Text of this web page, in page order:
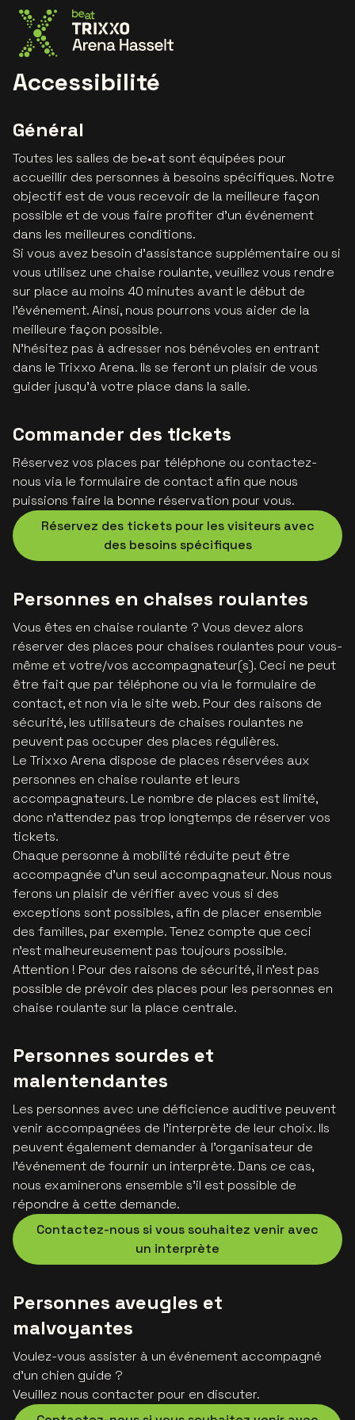
Accessibilité
Général
Toutes les salles de be•at sont équipées pour
accueillir des personnes à besoins spécifiques. Notre
objectif est de vous recevoir de la meilleure façon
possible et de vous faire profiter d'un événement
dans les meilleures conditions.
Si vous avez besoin d'assistance supplémentaire ou si
vous utilisez une chaise roulante, veuillez vous rendre
sur place au moins 40 minutes avant le début de
l'événement. Ainsi, nous pourrons vous aider de la
meilleure façon possible.
N'hésitez pas à adresser nos bénévoles en entrant
dans le Trixxo Arena. Ils se feront un plaisir de vous
guider jusqu’à votre place dans la salle.
Commander des tickets
Réservez vos places par téléphone ou contactez-
nous via le formulaire de contact afin que nous
puissions faire la bonne réservation pour vous.
Réservez des tickets pour les visiteurs avec
des besoins spécifiques
Personnes en chaises roulantes
Vous êtes en chaise roulante ? Vous devez alors
réserver des places pour chaises roulantes pour vous-
même et votre/vos accompagnateur(s). Ceci ne peut
être fait que par téléphone ou via le formulaire de
contact, et non via le site web. Pour des raisons de
sécurité, les utilisateurs de chaises roulantes ne
peuvent pas occuper des places régulières.
Le Trixxo Arena dispose de places réservées aux
personnes en chaise roulante et leurs
accompagnateurs. Le nombre de places est limité,
donc n'attendez pas trop longtemps de réserver vos
tickets.
Chaque personne à mobilité réduite peut être
accompagnée d'un seul accompagnateur. Nous nous
ferons un plaisir de vérifier avec vous si des
exceptions sont possibles, afin de placer ensemble
des familles, par exemple. Tenez compte que ceci
n'est malheureusement pas toujours possible.
Attention ! Pour des raisons de sécurité, il n’est pas
possible de prévoir des places pour les personnes en
chaise roulante sur la place centrale.
Personnes sourdes et
malentendantes
Les personnes avec une déficience auditive peuvent
venir accompagnées de l'interprète de leur choix. Ils
peuvent également demander à l'organisateur de
l'événement de fournir un interprète. Dans ce cas,
nous examinerons ensemble s'il est possible de
répondre à cette demande.
Contactez-nous si vous souhaitez venir avec
un interprète
Personnes aveugles et
malvoyantes
Voulez-vous assister à un événement accompagné
d'un chien guide ?
Veuillez nous contacter pour en discuter.